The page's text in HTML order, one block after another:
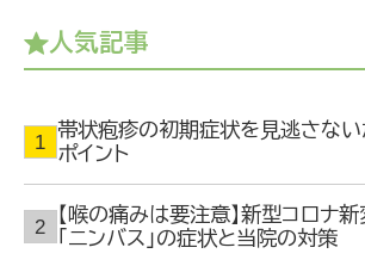
人気記事
帯状疱疹の初期症状を見逃さない
ポイント
【喉の痛みは要注意】新型コロナ
「ニンバス」の症状と当院の対策